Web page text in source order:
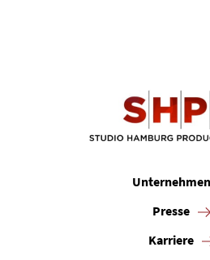
Unternehmen
Presse
Karriere